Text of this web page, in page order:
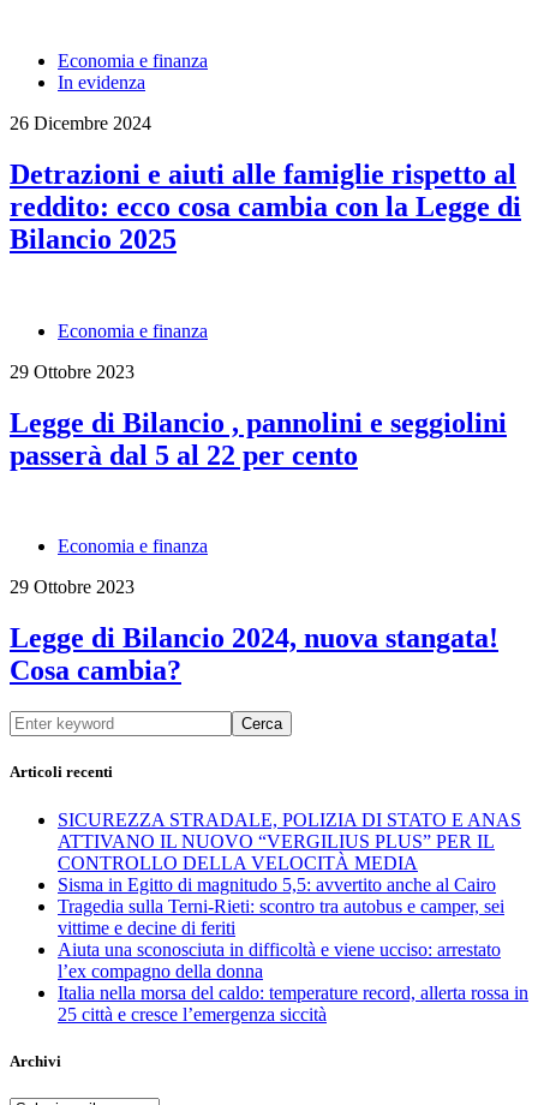
Economia e finanza
In evidenza
26 Dicembre 2024
Detrazioni e aiuti alle famiglie rispetto al
reddito: ecco cosa cambia con la Legge di
Bilancio 2025
Economia e finanza
29 Ottobre 2023
Legge di Bilancio , pannolini e seggiolini
passerà dal 5 al 22 per cento
Economia e finanza
29 Ottobre 2023
Legge di Bilancio 2024, nuova stangata!
Cosa cambia?
Cerca
Articoli recenti
SICUREZZA STRADALE, POLIZIA DI STATO E ANAS
ATTIVANO IL NUOVO “VERGILIUS PLUS” PER IL
CONTROLLO DELLA VELOCITÀ MEDIA
Sisma in Egitto di magnitudo 5,5: avvertito anche al Cairo
Tragedia sulla Terni-Rieti: scontro tra autobus e camper, sei
vittime e decine di feriti
Aiuta una sconosciuta in difficoltà e viene ucciso: arrestato
l’ex compagno della donna
Italia nella morsa del caldo: temperature record, allerta rossa in
25 città e cresce l’emergenza siccità
Archivi